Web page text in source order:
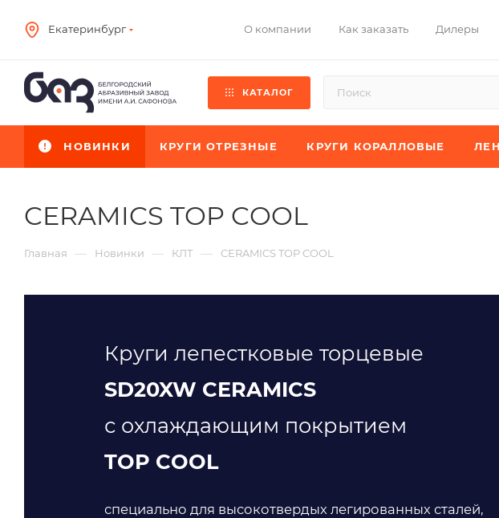
Екатеринбург О компании Как заказать Дилеры
КАТАЛОГ
НОВИНКИ КРУГИ ОТРЕЗНЫЕ КРУГИ КОРАЛЛОВЫЕ
CERAMICS TOP COOL
Главная — Новинки — КЛТ — CERAMICS TOP COOL
Круги лепестковые торцевые
SD20XW CERAMICS
с охлаждающим покрытием
TOP COOL
специально для высокотвердых легированных сталей,